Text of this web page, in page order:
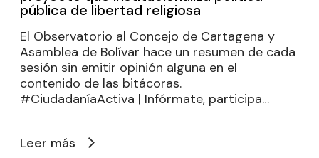
pública de libertad religiosa
El Observatorio al Concejo de Cartagena y
Asamblea de Bolívar hace un resumen de cada
sesión sin emitir opinión alguna en el
contenido de las bitácoras.
#CiudadaníaActiva | Infórmate, participa…
Leer más